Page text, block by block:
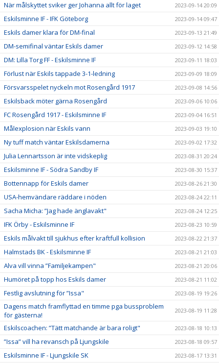
När målskyttet sviker ger Johanna allt för laget 2023-09-14 20:09
Eskilsminne IF - IFK Göteborg 2023-09-14 09:47
Eskils damer klara för DM-final 2023-09-13 21:49
DM-semifinal väntar Eskils damer 2023-09-12 14:58
DM: Lilla Torg FF - Eskilsminne IF 2023-09-11 18:03
Förlust när Eskils tappade 3-1-ledning 2023-09-09 18:09
Försvarsspelet nyckeln mot Rosengård 1917 2023-09-08 14:56
Eskilsback möter gärna Rosengård 2023-09-06 10:06
FC Rosengård 1917 - Eskilsminne IF 2023-09-04 16:51
Målexplosion när Eskils vann 2023-09-03 19:10
Ny tuff match väntar Eskilsdamerna 2023-09-02 17:32
Julia Lennartsson är inte vidskeplig 2023-08-31 20:24
Eskilsminne IF - Södra Sandby IF 2023-08-30 15:37
Bottennapp för Eskils damer 2023-08-26 21:30
USA-hemvändare räddare i nöden 2023-08-24 22:11
Sacha Micha: ”Jag hade änglavakt" 2023-08-24 12:25
IFK Örby - Eskilsminne IF 2023-08-23 10:59
Eskils målvakt till sjukhus efter kraftfull kollision 2023-08-22 21:37
Halmstads BK - Eskilsminne IF 2023-08-21 21:03
Alva vill vinna ”Familjekampen" 2023-08-21 20:06
Humöret på topp hos Eskils damer 2023-08-21 11:02
Festlig avslutning för ”Issa" 2023-08-19 19:26
Dagens match framflyttad en timme pga bussproblem
för gästerna!
2023-08-19 11:28
Eskilscoachen: ”Tätt matchande är bara roligt" 2023-08-18 10:13
”Issa” vill ha revansch på Ljungskile 2023-08-18 09:57
Eskilsminne IF - Ljungskile SK 2023-08-17 13:31